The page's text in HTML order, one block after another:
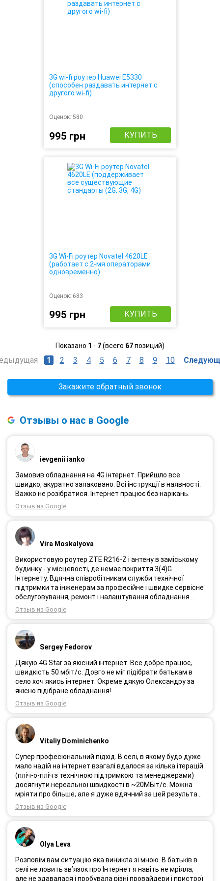
3G wi-fi роутер Huawei E5330
(способен раздавать интернет с
другого wi-fi)
Оценок: 580
995 грн КУПИТЬ
3G Wi-Fi роутер Novatel 4620LE
(работает с 2-мя операторами
одновременно)
Оценок: 683
995 грн КУПИТЬ
Показано 1 - 7(всего 67позиций)
1 2 3 4 5 6 7 8 9 10
Закажите обратный звонок
Отзывы о нас в Google
ievgenii ianko
Замовив обладнання на 4G інтернет. Прийшло все
швидко, акуратно запаковано. Всі інструкції в наявності.
Важко не розібратися. Інтернет працює без нарікань.
Отзыв из Google
Vira Moskalyova
Використовую роутер ZTE R216-Z і антену в заміському
будинку - у місцевості, де немає покриття 3(4)G
Інтернету. Вдячна співробітникам служби технічної
підтримки та інженерам за професійне і швидке сервісне
обслуговування, ремонт і налаштування обладнання.
Через 3 роки після покупки я не шкодую про прийняте
тоді рішення придбати обладнання в компанії 3G star
Отзыв из Google
Sergey Fedorov
Дякую 4G Star за якісний інтернет. Все добре працює,
швидкість 50 мбіт/с. Довго не міг підібрати батькам в
село хоч якись інтернет. Окреме дякую Олександру за
якісно підібране обладнання!
Отзыв из Google
Vitaliy Dominichenko
Супер професіональний підхід. В селі, в якому будо дуже
мало надій на інтернет взагалі вдалося за кілька ітерацій
(пліч-о-пліч з технічною підтримкою та менеджерами)
досягнути нереальної швидкості в ~20МБіт/с. Можна
мріяти про більше, але я дуже вдячний за цей результат,
так як перші спроби впиралися в максимум 4-5 МБіт/с.
Спробували усіх можливих операторів, обертав десятки
доплатою і вдалося неможливе :) Дякую вам! Безумовно
вдячний і радий знайомству.
Отзыв из Google
Olya Leva
Розповім вам ситуацію яка виникла зі мною. В батьків в
селі не ловить зв’язок про Інтернет я навіть не мріяла,
але не здавалася і пробувала різні провайдери і пристрої